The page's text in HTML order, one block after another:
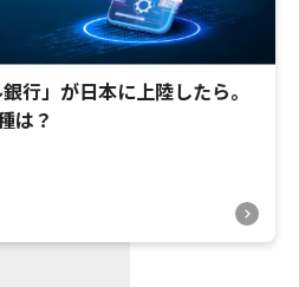
行」が日本に上陸したら。
は？